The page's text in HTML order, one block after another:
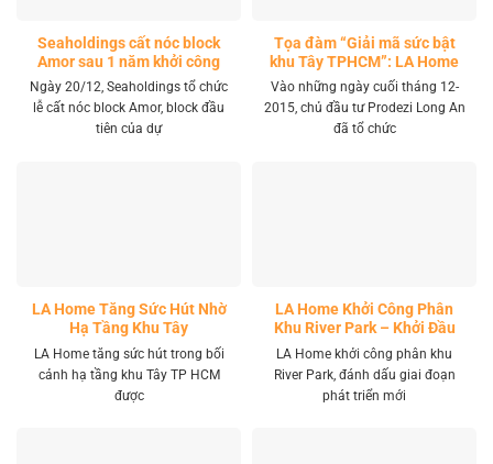
Seaholdings cất nóc block
Amor sau 1 năm khởi công
Ngày 20/12, Seaholdings tổ chức
lễ cất nóc block Amor, block đầu
tiên của dự
Tọa đàm “Giải mã sức bật
khu Tây TPHCM”: LA Home
khai mở tọa độ đầu tư mới
Vào những ngày cuối tháng 12-
2015, chủ đầu tư Prodezi Long An
đã tổ chức
LA Home Tăng Sức Hút Nhờ
Hạ Tầng Khu Tây
LA Home tăng sức hút trong bối
cảnh hạ tầng khu Tây TP HCM
được
LA Home Khởi Công Phân
Khu River Park – Khởi Đầu
Giai Đoạn Phát Triển Mới
LA Home khởi công phân khu
River Park, đánh dấu giai đoạn
phát triển mới